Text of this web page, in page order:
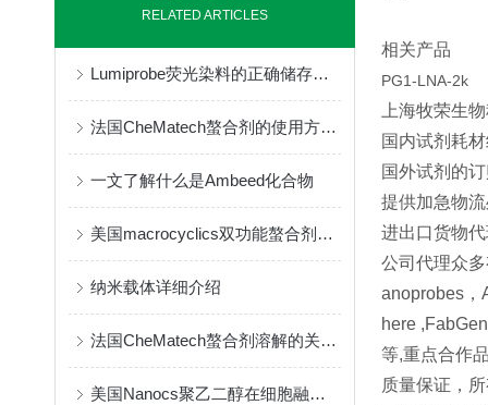
RELATED ARTICLES
Lumiprobe荧光染料的正确储存与保管
法国CheMatech螯合剂的使用方法很简单
一文了解什么是Ambeed化合物
美国macrocyclics双功能螯合剂的包装、贮存和使用事项
纳米载体详细介绍
法国CheMatech螯合剂溶解的关键注意事项
美国Nanocs聚乙二醇在细胞融合中的优点
相关产品
PG1-LNA-2k
上海牧荣生
国内试剂耗
国外试剂的
提供加急物
进出口货物
公司代理众
anoprobes，
here
等,重点合作
质量保证，